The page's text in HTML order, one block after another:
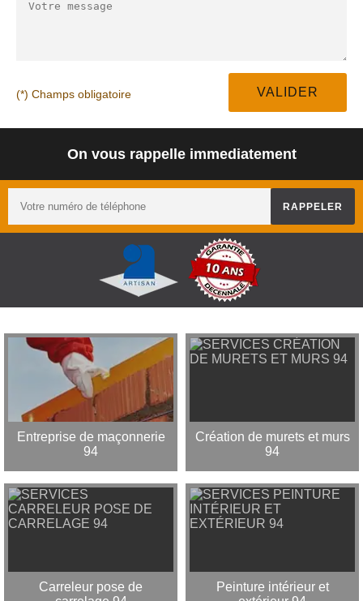
(*) Champs obligatoire
On vous rappelle immediatement
Entreprise de maçonnerie
94
Création de murets et murs
94
Carreleur pose de
Peinture intérieur et